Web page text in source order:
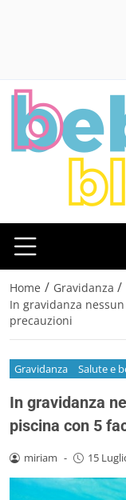
Home / Gravidanza /
In gravidanza
precauzioni
Gravidanza Salute e
In gravidanza
piscina con 5
miriam - 15